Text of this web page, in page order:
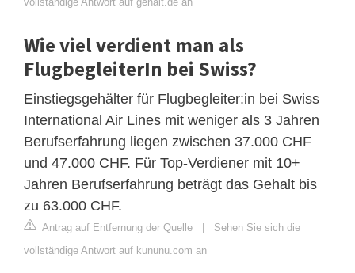
Wie viel verdient man als
FlugbegleiterIn bei Swiss?
Einstiegsgehälter für Flugbegleiter:in bei Swiss
International Air Lines mit weniger als 3 Jahren
Berufserfahrung liegen zwischen 37.000 CHF
und 47.000 CHF. Für Top-Verdiener mit 10+
Jahren Berufserfahrung beträgt das Gehalt bis
zu 63.000 CHF.
Antrag auf Entfernung der Quelle | Sehen Sie sich die
vollständige Antwort auf kununu.com an